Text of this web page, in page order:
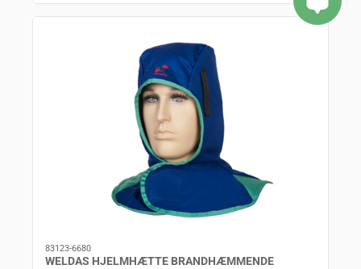
83123-6680
WELDAS HJELMHÆTTE BRANDHÆMMENDE